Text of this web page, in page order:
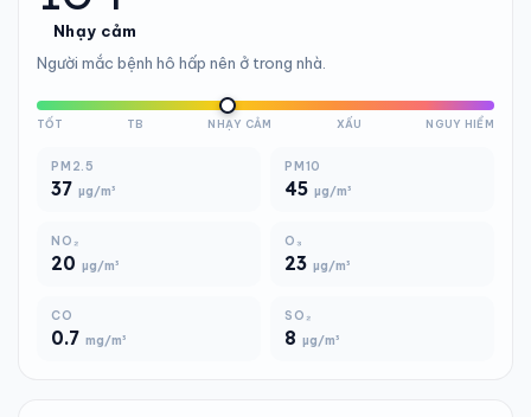
Nhạy cảm
Người mắc bệnh hô hấp nên ở trong nhà.
TỐT TB NHẠY CẢM XẤU NGUY HIỂM
PM2.5
37 µg/m³
PM10
45 µg/m³
NO₂
20 µg/m³
O₃
23 µg/m³
CO
0.7 mg/m³
SO₂
8 µg/m³